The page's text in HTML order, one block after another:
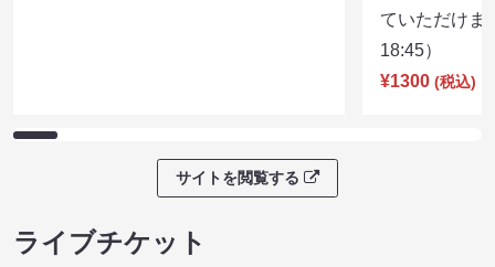
ていただけ
18:45）
¥1300 (税込)
サイトを閲覧する
ライブチケット